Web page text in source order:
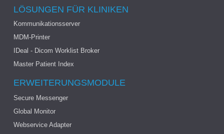
LÖSUNGEN FÜR KLINIKEN
Kommunikationsserver
MDM-Printer
IDeal - Dicom Worklist Broker
Master Patient Index
ERWEITERUNGSMODULE
Secure Messenger
Global Monitor
Webservice Adapter